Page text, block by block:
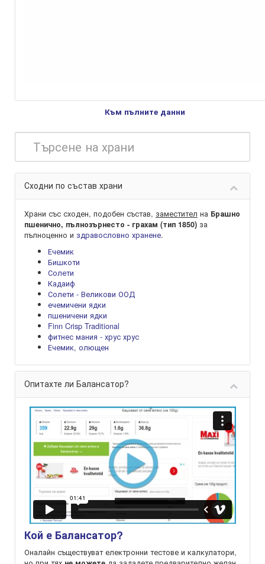
Към пълните данни
Сходни по състав храни
Храни със сходен, подобен състав, заместител на Брашно
пшенично, пълнозърнесто - грахам (тип 1850) за
пълноценно и здравословно хранене.
Ечемик
Бишкоти
Солети
Кадаиф
Солети - Великови ООД
ечемичени ядки
пшеничени ядки
Finn Crisp Traditional
фитнес мания - хрус хрус
Ечемик, олющен
Опитахте ли Балансатор?
Кой е Балансатор?
Оналайн съществуват електронни тестове и калкулатори,